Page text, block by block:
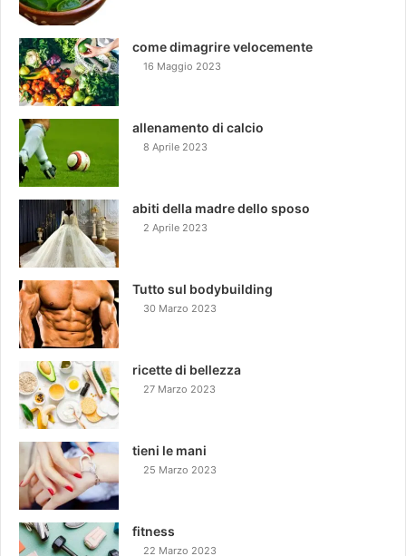
come dimagrire velocemente
16 Maggio 2023
allenamento di calcio
8 Aprile 2023
abiti della madre dello sposo
2 Aprile 2023
Tutto sul bodybuilding
30 Marzo 2023
ricette di bellezza
27 Marzo 2023
tieni le mani
25 Marzo 2023
fitness
22 Marzo 2023